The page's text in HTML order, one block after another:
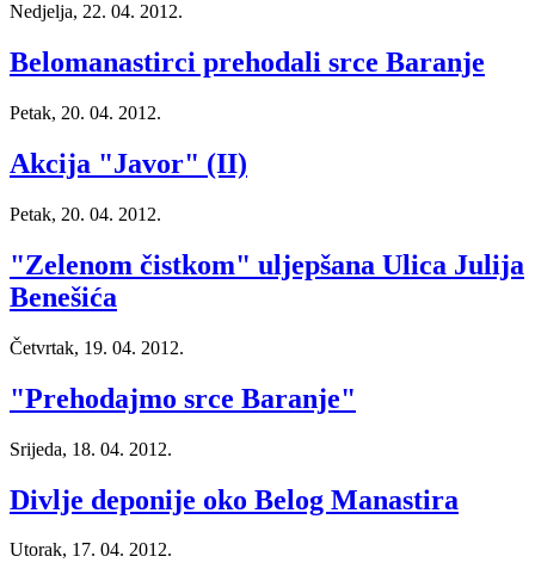
Nedjelja, 22. 04. 2012.
Belomanastirci prehodali srce Baranje
Petak, 20. 04. 2012.
Akcija "Javor" (II)
Petak, 20. 04. 2012.
"Zelenom čistkom" uljepšana Ulica Julija
Benešića
Četvrtak, 19. 04. 2012.
"Prehodajmo srce Baranje"
Srijeda, 18. 04. 2012.
Divlje deponije oko Belog Manastira
Utorak, 17. 04. 2012.